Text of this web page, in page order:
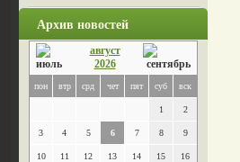
Архив новостей
август
2026
пон втр срд чет пят суб вск
1 2
3 4 5 6 7 8 9
10 11 12 13 14 15 16